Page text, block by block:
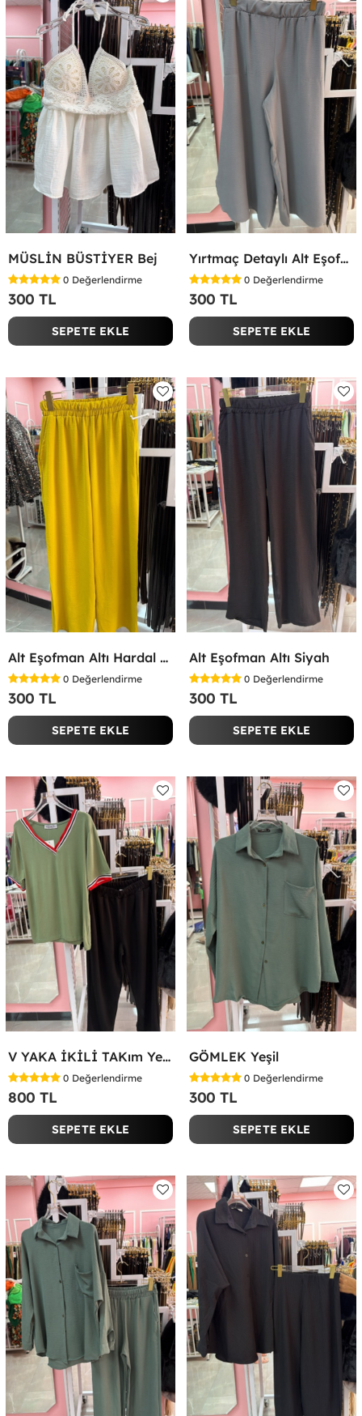
MÜSLİN BÜSTİYER Bej
0 Değerlendirme
300 TL
SEPETE EKLE
Yırtmaç Detaylı Alt Eşofman Altı Gri
0 Değerlendirme
300 TL
SEPETE EKLE
Alt Eşofman Altı Hardal Sarısı
0 Değerlendirme
300 TL
SEPETE EKLE
Alt Eşofman Altı Siyah
0 Değerlendirme
300 TL
SEPETE EKLE
V YAKA İKİLİ TAKım Yeşil
0 Değerlendirme
800 TL
SEPETE EKLE
GÖMLEK Yeşil
0 Değerlendirme
300 TL
SEPETE EKLE